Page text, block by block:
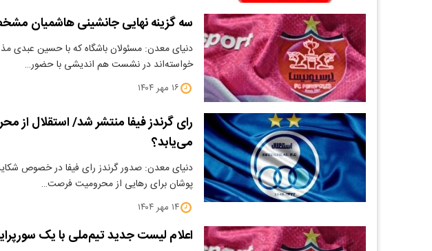
سه گزینه نهایی جانشینی هاشمیان
دنیای معدن: مسئولان باشگاه که با حسین عبدی
خواسته‌اند در نشست هم اندیشی با حضور…
۱۶ مهر ۱۴۰۴
رای گرندز فیفا منتشر شد/ استقلال از
می‌یابد؟
دنیای معدن: صدور گرندز رای فیفا در خصوص
پوشان برای رهایی از محرومیت فرصت…
۱۴ مهر ۱۴۰۴
اعلام لیست جدید تیم‌ملی با یک